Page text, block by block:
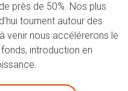
près de 50%. Nos plus
tournent autour des
venir nous accélérerons le
introduction en